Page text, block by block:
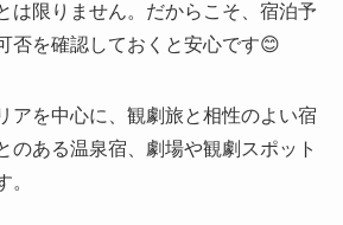
は限りません。だからこそ、宿泊予
否を確認しておくと安心です😊
アを中心に、観劇旅と相性のよい宿
のある温泉宿、劇場や観劇スポット